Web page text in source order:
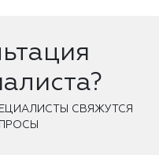
СВЯЖУТСЯ